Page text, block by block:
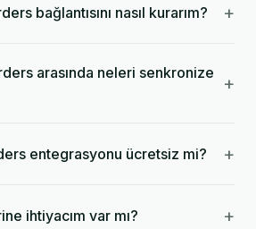
bağlantısını nasıl kurarım? +
arasında neleri senkronize
+
entegrasyonu ücretsiz mi? +
ihtiyacım var mı? +